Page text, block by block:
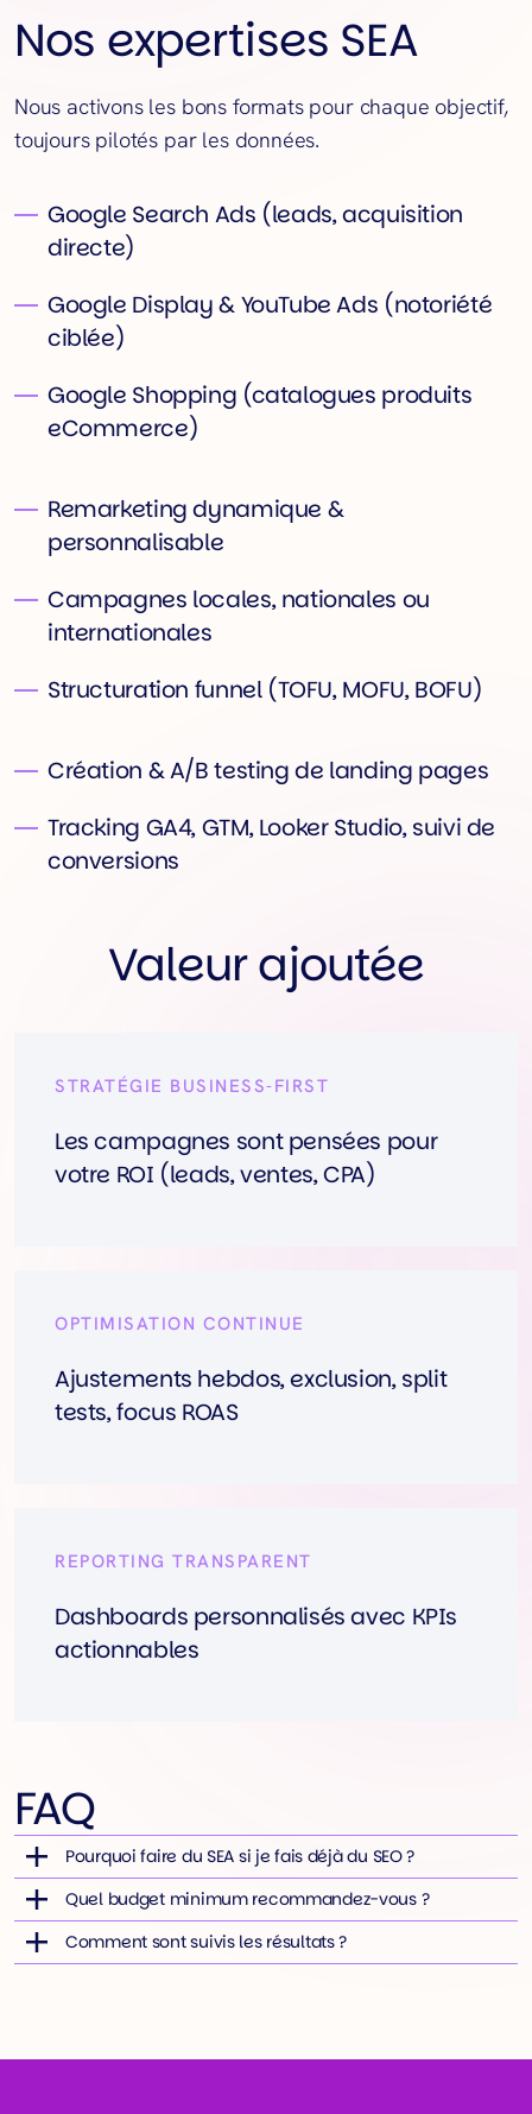
Nos expertises SEA
Nous activons les bons formats pour chaque objectif,
toujours pilotés par les données.
Google Search Ads (leads, acquisition
directe)
Google Display & YouTube Ads (notoriété
ciblée)
Google Shopping (catalogues produits
eCommerce)
Remarketing dynamique &
personnalisable
Campagnes locales, nationales ou
internationales
Structuration funnel (TOFU, MOFU, BOFU)
Création & A/B testing de landing pages
Tracking GA4, GTM, Looker Studio, suivi de
conversions
Valeur ajoutée
STRATÉGIE BUSINESS-FIRST
Les campagnes sont pensées pour
votre ROI (leads, ventes, CPA)
OPTIMISATION CONTINUE
Ajustements hebdos, exclusion, split
tests, focus ROAS
REPORTING TRANSPARENT
Dashboards personnalisés avec KPIs
actionnables
FAQ
Pourquoi faire du SEA si je fais déjà du SEO ?
Quel budget minimum recommandez-vous ?
Comment sont suivis les résultats ?